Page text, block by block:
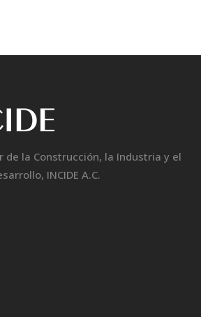
de la Construcción, la Industria y el
INCIDE A.C.